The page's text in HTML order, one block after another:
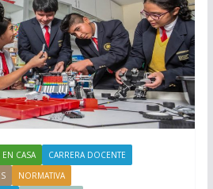
CASA
CARRERA DOCENTE
NORMATIVA